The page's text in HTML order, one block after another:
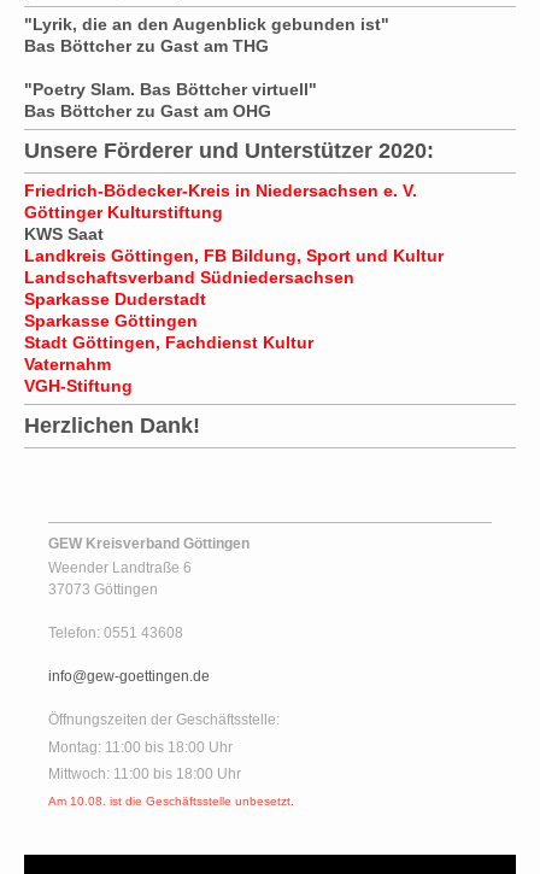
"Lyrik, die an den Augenblick gebunden ist"
Bas Böttcher zu Gast am THG
"Poetry Slam. Bas Böttcher virtuell"
Bas Böttcher zu Gast am OHG
Unsere Förderer und Unterstützer 2020:
Friedrich-Bödecker-Kreis in Niedersachsen e. V.
Göttinger Kulturstiftung
KWS Saat
Landkreis Göttingen, FB Bildung, Sport und Kultur
Landschaftsverband Südniedersachsen
Sparkasse Duderstadt
Sparkasse Göttingen
Stadt Göttingen, Fachdienst Kultur
Vaternahm
VGH-Stiftung
Herzlichen Dank!
GEW Kreisverband Göttingen
Weender Landtraße 6
37073 Göttingen
Telefon: 0551 43608
info@gew-goettingen.de
Öffnungszeiten der Geschäftsstelle:
Montag: 11:00 bis 18:00 Uhr
Mittwoch: 11:00 bis 18:00 Uhr
Am 10.08. ist die Geschäftsstelle unbesetzt.